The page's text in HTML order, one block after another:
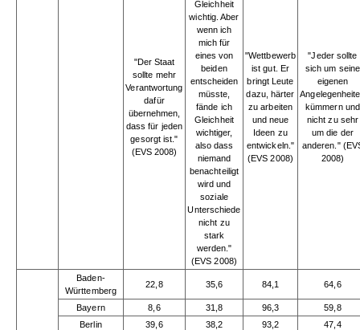
"Der Staat
sollte mehr
Verantwortung
dafür
übernehmen,
dass für jeden
gesorgt ist."
(EVS 2008)
Gleichheit
wichtig. Aber
wenn ich
mich für
eines von
beiden
entscheiden
müsste,
fände ich
Gleichheit
wichtiger,
also dass
niemand
benachteiligt
wird und
soziale
Unterschiede
nicht zu
stark
werden."
(EVS 2008)
"Wettbewerb
ist gut. Er
bringt Leute
dazu, härter
zu arbeiten
und neue
Ideen zu
entwickeln."
(EVS 2008)
"Jeder sollte
sich um seine
eigenen
kümmern und
nicht zu sehr
um die der
anderen."
2008)
Baden-
Württemberg
22,8 35,6 84,1 64,6
Bayern 8,6 31,8 96,3
59,8
Berlin
39,6 38,2 93,2
47,4